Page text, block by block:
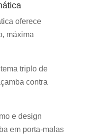
oferece
máxima
triplo de
contra
e design
em porta-malas